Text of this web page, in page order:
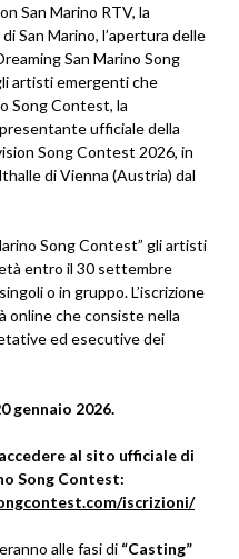
San Marino RTV, la
San Marino, l’apertura delle
San Marino Song
artisti emergenti che
Song Contest, la
ufficiale della
Song Contest 2026, in
di Vienna (Austria) dal
Song Contest” gli artisti
entro il 30 settembre
o in gruppo. L’iscrizione
online che consiste nella
ed esecutive dei
gennaio 2026.
al sito ufficiale di
Song Contest:
iscrizioni/
alle fasi di “Casting”